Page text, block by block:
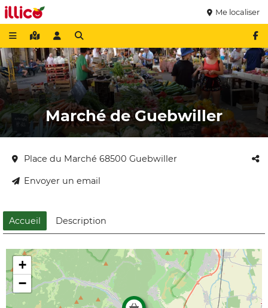
Me localiser
Marché de Guebwiller
Place du Marché 68500 Guebwiller
Envoyer un email
Accueil Description
+
−